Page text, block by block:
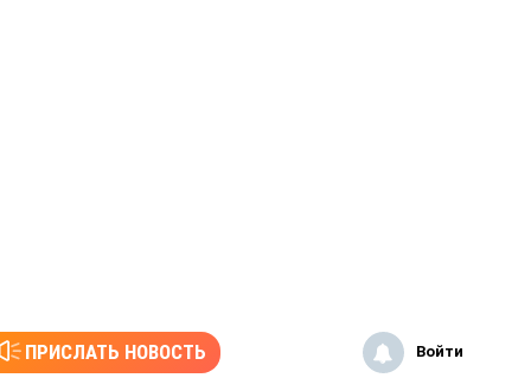
ПРИСЛАТЬ НОВОСТЬ Войти